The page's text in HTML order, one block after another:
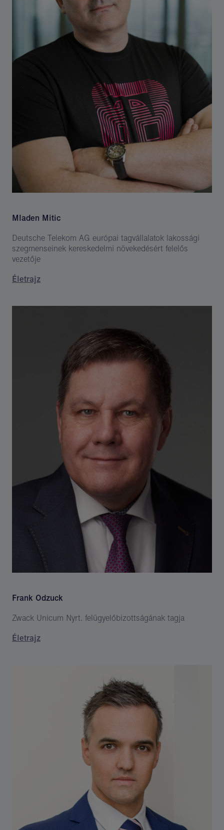
Mladen Mitic
Deutsche Telekom AG európai tagvállalatok lakossági
szegmenseinek kereskedelmi növekedésért felelős
vezetője
Életrajz
Frank Odzuck
Zwack Unicum Nyrt. felügyelőbizottságának tagja
Életrajz